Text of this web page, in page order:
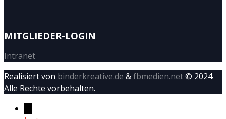
MITGLIEDER-LOGIN
Intranet
Realisiert von binderkreative.de &fbmedien.net© 2024.
Alle Rechte vorbehalten.